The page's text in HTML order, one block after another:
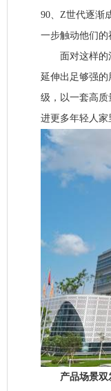
90、Z世代逐渐
一步触动他们的
面对这样的消
延伸出足够强
级，以一套高
进更多年轻人家
产品场景双发